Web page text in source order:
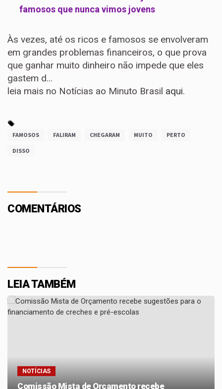
famosos que nunca vimos jovens
Às vezes, até os ricos e famosos se envolveram
em grandes problemas financeiros, o que prova
que ganhar muito dinheiro não impede que eles
gastem d...
leia mais no Notícias ao Minuto Brasil aqui.
FAMOSOS FALIRAM CHEGARAM MUITO PERTO
DISSO
COMENTÁRIOS
LEIA TAMBÉM
NOTÍCIAS
Comissão Mista de Orçamento recebe